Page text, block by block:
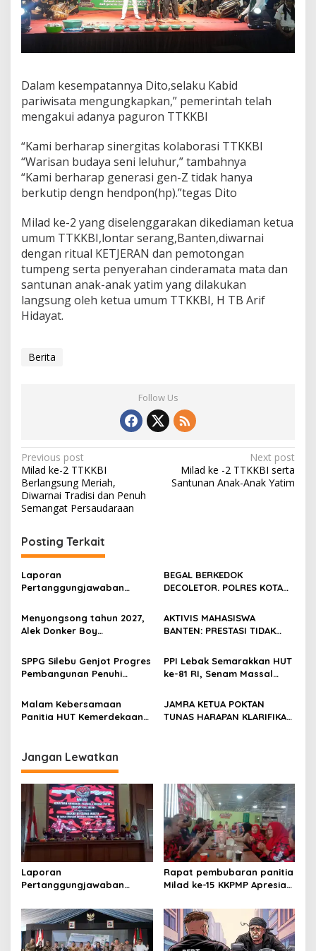
Dalam kesempatannya Dito,selaku Kabid
pariwisata mengungkapkan,” pemerintah telah
mengakui adanya paguron TTKKBI
“Kami berharap sinergitas kolaborasi TTKKBI
“Warisan budaya seni leluhur,” tambahnya
“Kami berharap generasi gen-Z tidak hanya
berkutip dengn hendpon(hp).”tegas Dito
Milad ke-2 yang diselenggarakan dikediaman ketua
umum TTKKBI,lontar serang,Banten,diwarnai
dengan ritual KETJERAN dan pemotongan
tumpeng serta penyerahan cinderamata mata dan
santunan anak-anak yatim yang dilakukan
langsung oleh ketua umum TTKKBI, H TB Arif
Hidayat.
Berita
Follow Us
Post
navigation
Previous post
Milad ke-2 TTKKBI
Berlangsung Meriah,
Diwarnai Tradisi dan Penuh
Semangat Persaudaraan
Next post
Milad ke -2 TTKKBI serta
Santunan Anak-Anak Yatim
Posting Terkait
Laporan
Pertanggungjawaban
Panitia Milad KKPMP ke-15
Resmi Ditutup
BEGAL BERKEDOK
DECOLETOR. POLRES KOTA
TEGAS
Menyongsong tahun 2027,
Alek Donker Boy
SerangPost.com, mengajak
seluruh jajaran untuk terus
meningkatkan
menjalankan tugas
jurnalistik
AKTIVIS MAHASISWA
BANTEN: PRESTASI TIDAK
KETIDAKADILAN
SPPG Silebu Genjot Progres
Pembangunan Penuhi
Kabupaten Serang
PPI Lebak Semarakkan HUT
ke-81 RI, Senam Massal
Temu Kangen
Malam Kebersamaan
Panitia HUT Kemerdekaan
Desa Silebu Kec .Kragilan
JAMRA KETUA POKTAN
TUNAS HARAPAN KLARIFIKASI
Jangan Lewatkan
Laporan
Pertanggungjawaban
Panitia Milad KKPMP ke-15
Resmi Ditutup
Rapat pembubaran panitia
Milad ke-15 KKPMP Apresiasi
Ajak Perkuat Solidaritas
Organisasi bertempat
Kubang Laban Jombang
Cilegon Rm Sate Bebek